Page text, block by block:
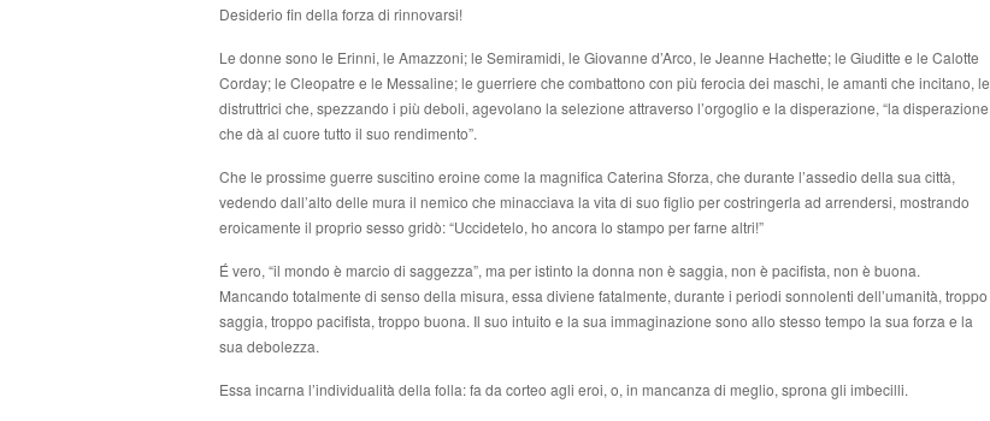
Desiderio fin della forza di rinnovarsi!
Le donne sono le Erinni, le Amazzoni; le Semiramidi, le Giovanne d’Arco, le Jeanne Hachette; le Giuditte e le Calotte
Corday; le Cleopatre e le Messaline; le guerriere che combattono con più ferocia dei maschi, le amanti che incitano, le
distruttrici che, spezzando i più deboli, agevolano la selezione attraverso l’orgoglio e la disperazione, “la disperazione
che dà al cuore tutto il suo rendimento”.
Che le prossime guerre suscitino eroine come la magnifica Caterina Sforza, che durante l’assedio della sua città,
vedendo dall’alto delle mura il nemico che minacciava la vita di suo figlio per costringerla ad arrendersi, mostrando
eroicamente il proprio sesso gridò: “Uccidetelo, ho ancora lo stampo per farne altri!”
É vero, “il mondo è marcio di saggezza”, ma per istinto la donna non è saggia, non è pacifista, non è buona.
Mancando totalmente di senso della misura, essa diviene fatalmente, durante i periodi sonnolenti dell’umanità, troppo
saggia, troppo pacifista, troppo buona. Il suo intuito e la sua immaginazione sono allo stesso tempo la sua forza e la
sua debolezza.
Essa incarna l’individualità della folla: fa da corteo agli eroi, o, in mancanza di meglio, sprona gli imbecilli.